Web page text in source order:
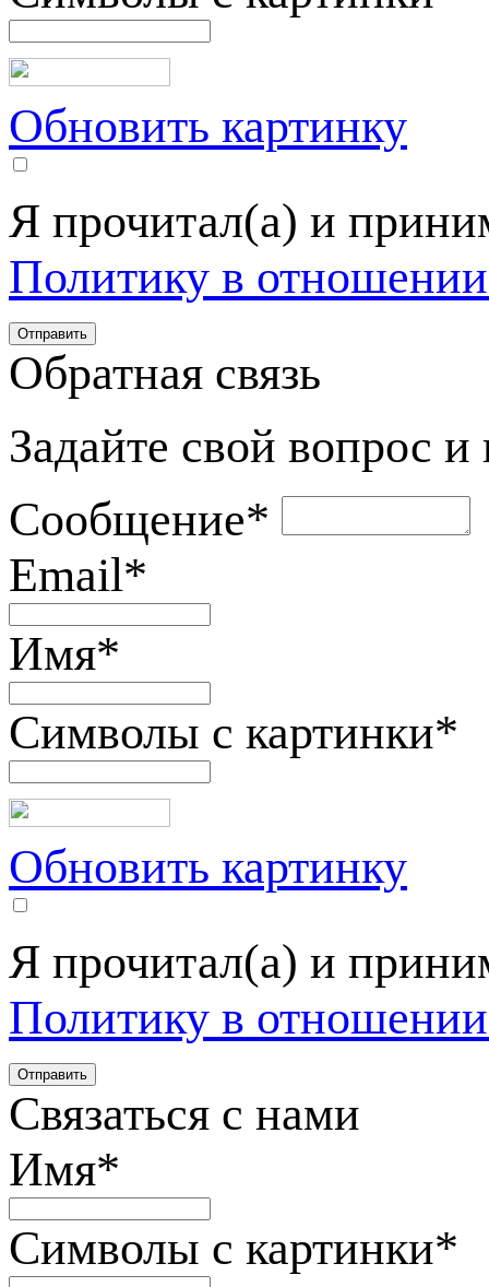
Обновить картинку
Я прочитал(а) и
Политику в
Обратная связь
Задайте свой вопрос
Сообщение*
Email*
Имя*
Символы с картинки*
Обновить картинку
Я прочитал(а) и
Политику в
Связаться с нами
Имя*
Символы с картинки*